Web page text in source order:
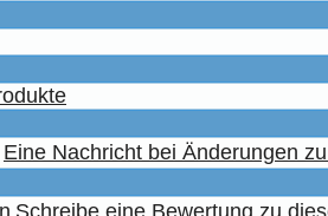
Eine Nachricht bei Änderungen zu
Schreibe eine Bewertung zu